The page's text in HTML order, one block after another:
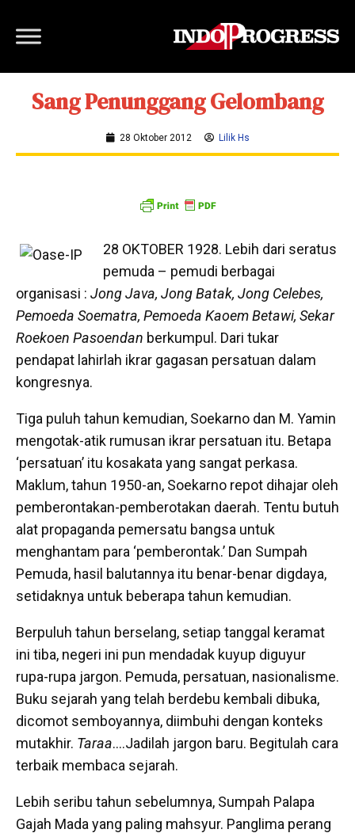
Sang Penunggang Gelombang
28 Oktober 2012 Lilik Hs
28 OKTOBER 1928. Lebih dari seratus
pemuda – pemudi berbagai
organisasi : Jong Java, Jong Batak, Jong Celebes,
Pemoeda Soematra, Pemoeda Kaoem Betawi, Sekar
Roekoen Pasoendan berkumpul. Dari tukar
pendapat lahirlah ikrar gagasan persatuan dalam
kongresnya.
Tiga puluh tahun kemudian, Soekarno dan M. Yamin
mengotak-atik rumusan ikrar persatuan itu. Betapa
‘persatuan’ itu kosakata yang sangat perkasa.
Maklum, tahun 1950-an, Soekarno repot dihajar oleh
pemberontakan-pemberotakan daerah. Tentu butuh
alat propaganda pemersatu bangsa untuk
menghantam para ‘pemberontak.’ Dan Sumpah
Pemuda, hasil balutannya itu benar-benar digdaya,
setidaknya untuk beberapa tahun kemudian.
Berpuluh tahun berselang, setiap tanggal keramat
ini tiba, negeri ini pun mendadak kuyup diguyur
rupa-rupa jargon. Pemuda, persatuan, nasionalisme.
Buku sejarah yang telah berdebu kembali dibuka,
dicomot semboyannya, diimbuhi dengan konteks
mutakhir. Taraa….Jadilah jargon baru. Begitulah cara
terbaik membaca sejarah.
Lebih seribu tahun sebelumnya, Sumpah Palapa
Gajah Mada yang paling mahsyur. Panglima perang